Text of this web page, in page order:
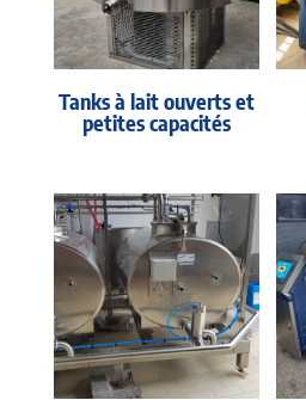
Tanks à lait ouverts et
petites capacités